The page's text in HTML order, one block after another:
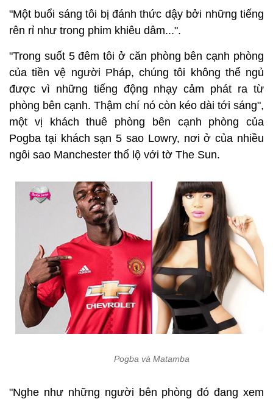
"Một buổi sáng tôi bị đánh thức dậy bởi những tiếng
rên rỉ như trong phim khiêu dâm...".
"Trong suốt 5 đêm tôi ở căn phòng bên cạnh phòng
của tiền vệ người Pháp, chúng tôi không thể ngủ
được vì những tiếng động nhạy cảm phát ra từ
phòng bên cạnh. Thậm chí nó còn kéo dài tới sáng",
một vị khách thuê phòng bên cạnh phòng của
Pogba tại khách sạn 5 sao Lowry, nơi ở của nhiều
ngôi sao Manchester thổ lộ với tờ The Sun.
Pogba và Matamba
"Nghe như những người bên phòng đó đang xem